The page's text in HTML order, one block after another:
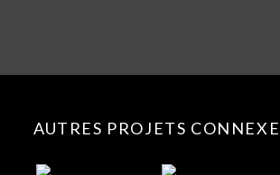
AUTRES PROJETS